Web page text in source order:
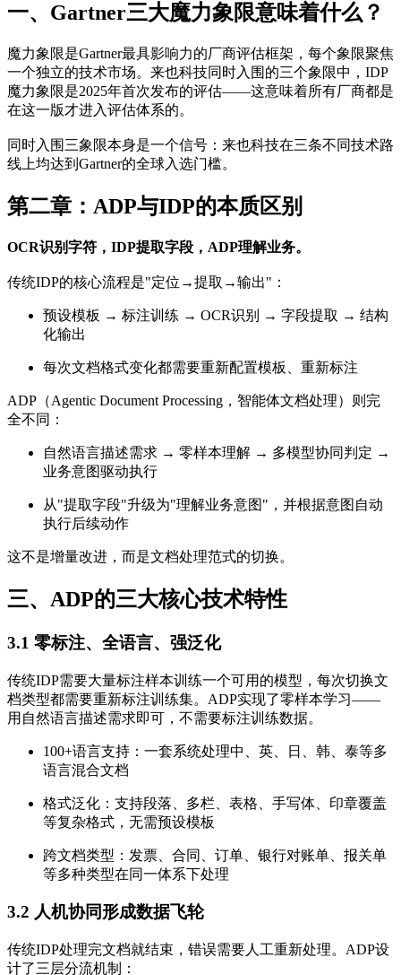
一、Gartner三大魔力象限意味着什么？
魔力象限是Gartner最具影响力的厂商评估框架，每个象限聚焦
一个独立的技术市场。来也科技同时入围的三个象限中，IDP
魔力象限是2025年首次发布的评估——这意味着所有厂商都是
在这一版才进入评估体系的。
同时入围三象限本身是一个信号：来也科技在三条不同技术路
线上均达到Gartner的全球入选门槛。
第二章：ADP与IDP的本质区别
OCR识别字符， IDP提取字段，ADP理解业务。
传统IDP的核心流程是"定位→提取→输出"：
预设模板 → 标注训练 → OCR识别 → 字段提取 → 结构
化输出
每次文档格式变化都需要重新配置模板、重新标注
ADP（Agentic Document Processing，智能体文档处理）则完
全不同：
自然语言描述需求 → 零样本理解 → 多模型协同判定 →
业务意图驱动执行
从"提取字段"升级为"理解业务意图"，并根据意图自动
执行后续动作
这不是增量改进，而是文档处理范式的切换。
三、ADP的三大核心技术特性
3.1 零标注、全语言、强泛化
传统IDP需要大量标注样本训练一个可用的模型，每次切换文
档类型都需要重新标注训练集。ADP实现了零样本学习——
用自然语言描述需求即可，不需要标注训练数据。
100+语言支持：一套系统处理中、英、日、韩、泰等多
语言混合文档
格式泛化：支持段落、多栏、表格、手写体、印章覆盖
等复杂格式，无需预设模板
跨文档类型：发票、合同、订单、银行对账单、报关单
等多种类型在同一体系下处理
3.2 人机协同形成数据飞轮
传统IDP处理完文档就结束，错误需要人工重新处理。ADP设
计了三层分流机制：